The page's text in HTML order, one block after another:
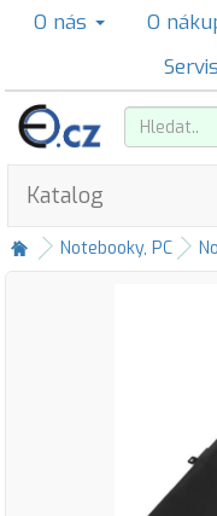
O nás O
Servis
Katalog
Notebooky, PC